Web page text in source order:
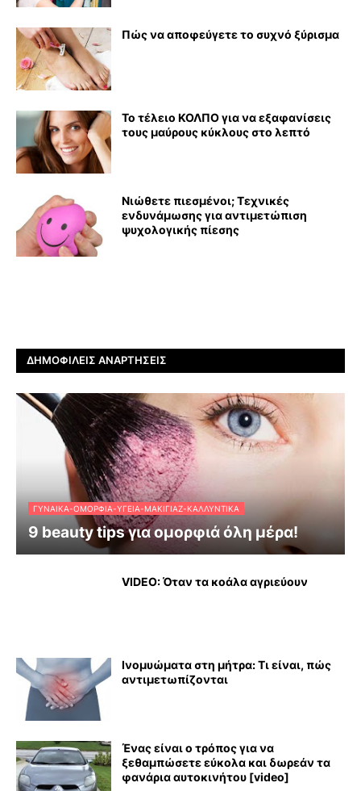
Πώς να αποφεύγετε το συχνό ξύρισμα
Το τέλειο ΚΟΛΠΟ για να εξαφανίσεις
τους μαύρους κύκλους στο λεπτό
Νιώθετε πιεσμένοι; Τεχνικές
ενδυνάμωσης για αντιμετώπιση
ψυχολογικής πίεσης
ΔΗΜΟΦΙΛΕΊΣ ΑΝΑΡΤΉΣΕΙΣ
ΓΥΝΑΊΚΑ-ΟΜΟΡΦΙΆ-ΥΓΕΊΑ-ΜΑΚΙΓΙΆΖ-ΚΑΛΛΥΝΤΙΚΆ
9 beauty tips για ομορφιά όλη μέρα!
VIDEO: Όταν τα κοάλα αγριεύουν
Ινομυώματα στη μήτρα: Τι είναι, πώς
αντιμετωπίζονται
Ένας είναι ο τρόπος για να
ξεθαμπώσετε εύκολα και δωρεάν τα
φανάρια αυτοκινήτου [video]